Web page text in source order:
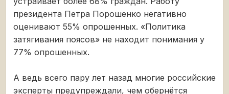
президента Петра Порошенко негативно
оценивают 55% опрошенных. «Политика
затягивания поясов» не находит понимания у
77% опрошенных.
А ведь всего пару лет назад многие российские
эксперты предупреждали, чем обернётся